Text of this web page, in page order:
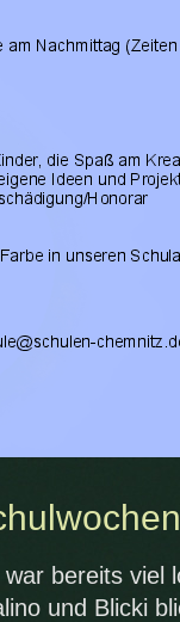
bereits viel
und Blicki